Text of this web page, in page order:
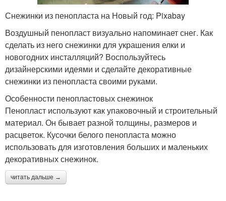
Снежинки из пенопласта на Новый год: Pixabay
Воздушный пенопласт визуально напоминает снег. Как
сделать из него снежинки для украшения елки и
новогодних инсталляций? Воспользуйтесь
дизайнерскими идеями и сделайте декоративные
снежинки из пенопласта своими руками.
Особенности пенопластовых снежинок
Пенопласт используют как упаковочный и строительный
материал. Он бывает разной толщины, размеров и
расцветок. Кусочки белого пенопласта можно
использовать для изготовления больших и маленьких
декоративных снежинок.
читать дальше →